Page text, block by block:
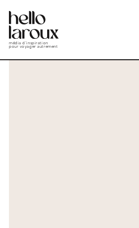
média d’inspiration
pour voyager autrement